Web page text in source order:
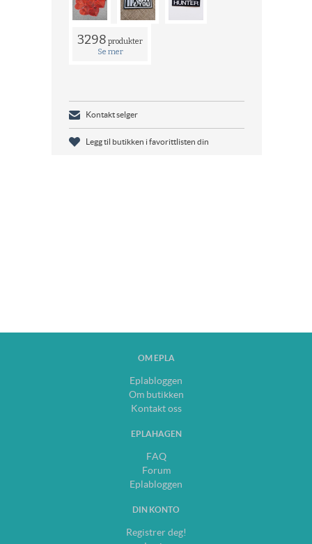
3298 produkter
Se mer
Kontakt selger
Legg til butikken i favorittlisten din
OM EPLA
Eplabloggen
Om butikken
Kontakt oss
EPLAHAGEN
FAQ
Forum
Eplabloggen
DIN KONTO
Registrer deg!